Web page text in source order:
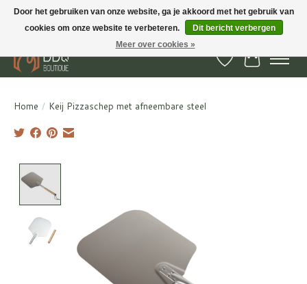
BBQ Boutique - Gratis verzenden en afhalen in Hedel en Kesteren
Verlanglijst
Home / Keij Pizzaschep met afneembare steel
Door het gebruiken van onze website, ga je akkoord met het gebruik van
cookies om onze website te verbeteren.
Dit bericht verbergen
Meer over cookies »